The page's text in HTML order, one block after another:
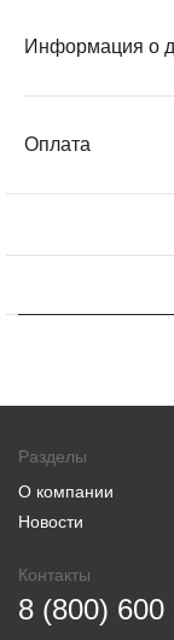
Информация о
Оплата
Разделы
О компании
Новости
Контакты
8 (800) 600